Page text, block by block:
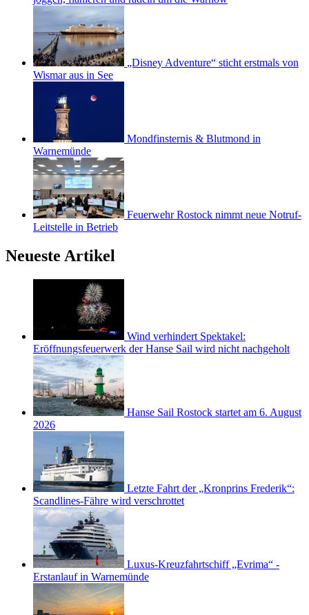
„Disney Adventure“ sticht erstmals von
Wismar aus in See
Mondfinsternis & Blutmond in
Warnemünde
Feuerwehr Rostock nimmt neue Notruf-
Leitstelle in Betrieb
Neueste Artikel
Wind verhindert Spektakel:
Eröffnungsfeuerwerk der Hanse Sail wird nicht nachgeholt
Hanse Sail Rostock startet am 6. August
2026
Letzte Fahrt der „Kronprins Frederik“:
Scandlines-Fähre wird verschrottet
Luxus-Kreuzfahrtschiff „Evrima“ -
Erstanlauf in Warnemünde